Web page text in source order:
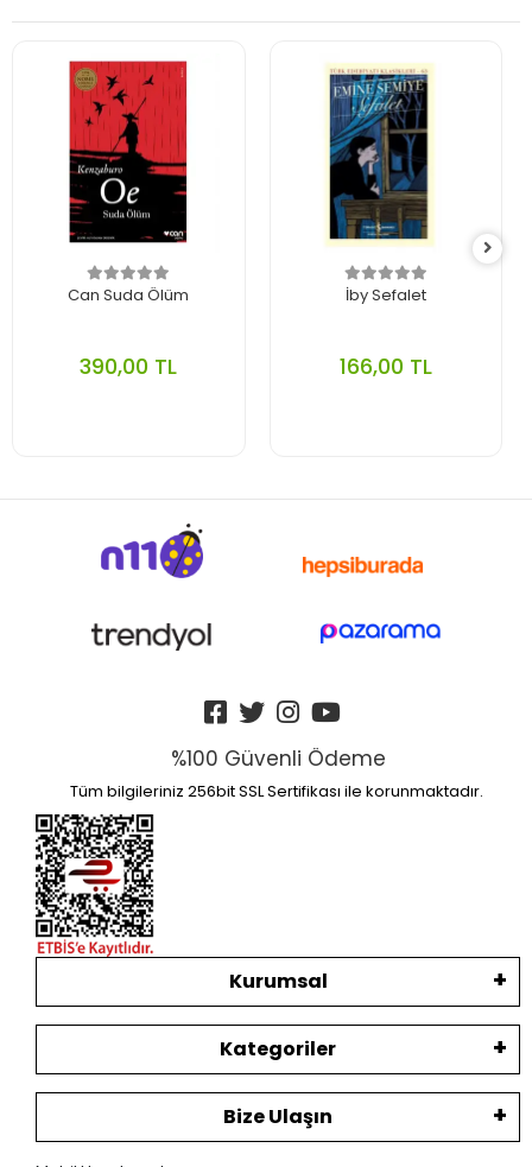
Can Suda Ölüm
390,00 TL
İby Sefalet
166,00 TL
%100 Güvenli Ödeme
Tüm bilgileriniz 256bit SSL Sertifikası ile korunmaktadır.
Kurumsal
Kategoriler
Bize Ulaşın